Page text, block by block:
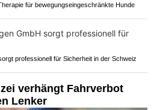
für bewegungseingeschränkte Hunde
professionell für Sicherheit in der Schweiz
verhängt Fahrverbot
Lenker